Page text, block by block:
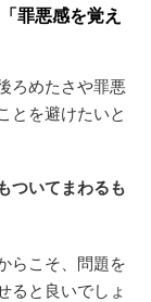
罪悪感を覚え
ろめたさや罪悪
とを避けたいと
ついてまわるも
らこそ、問題を
ると良いでしょ